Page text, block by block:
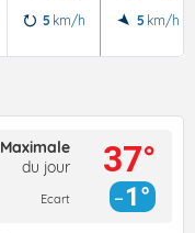
5 km/h 5 km/h
Maximale
du jour
Ecart
37°
1°